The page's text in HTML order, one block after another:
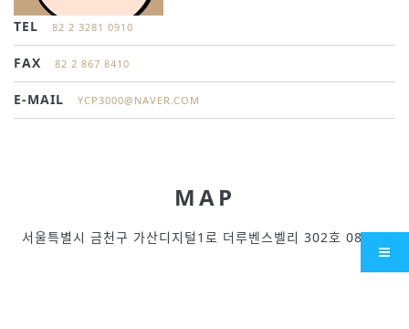
TEL 82 2 3281 0910
FAX 82 2 867 8410
E-MAIL YCP3000@NAVER.COM
MAP
서울특별시 금천구 가산디지털1로 더루벤스벨리 302호 08594